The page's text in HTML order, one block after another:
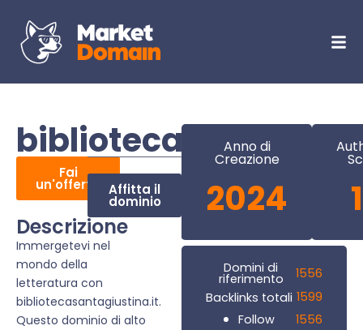
Fai
un'offerta Affitta il
dominio
Descrizione
Immergetevi nel
mondo della
letteratura con
bibliotecasantagiustina.it.
Questo dominio di alto
Anno di
Creazione
2024
Domini di
riferimento
1556
Backlinks totali 1599
Follow
1556